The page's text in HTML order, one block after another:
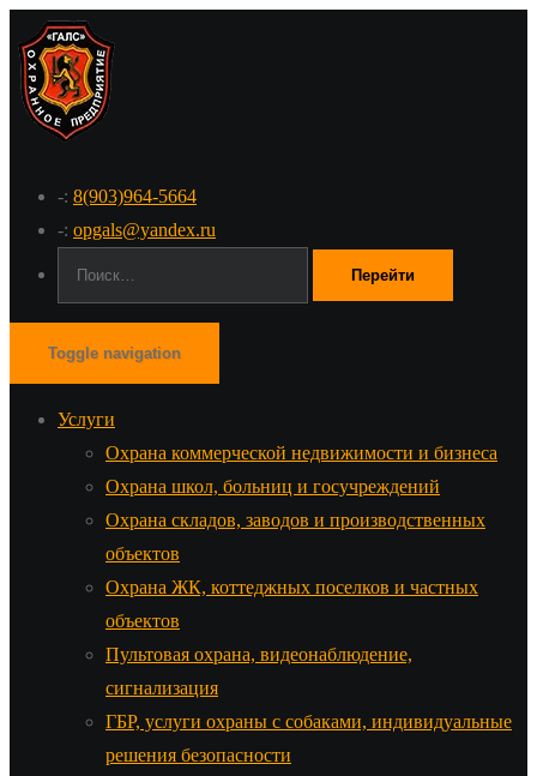
-: 8(903)964-5664
-: opgals@yandex.ru
Toggle navigation
Услуги
Охрана коммерческой недвижимости и бизнеса
Охрана школ, больниц и госучреждений
Охрана складов, заводов и производственных
объектов
Охрана ЖК, коттеджных поселков и частных
объектов
Пультовая охрана, видеонаблюдение,
сигнализация
ГБР, услуги охраны с собаками, индивидуальные
решения безопасности